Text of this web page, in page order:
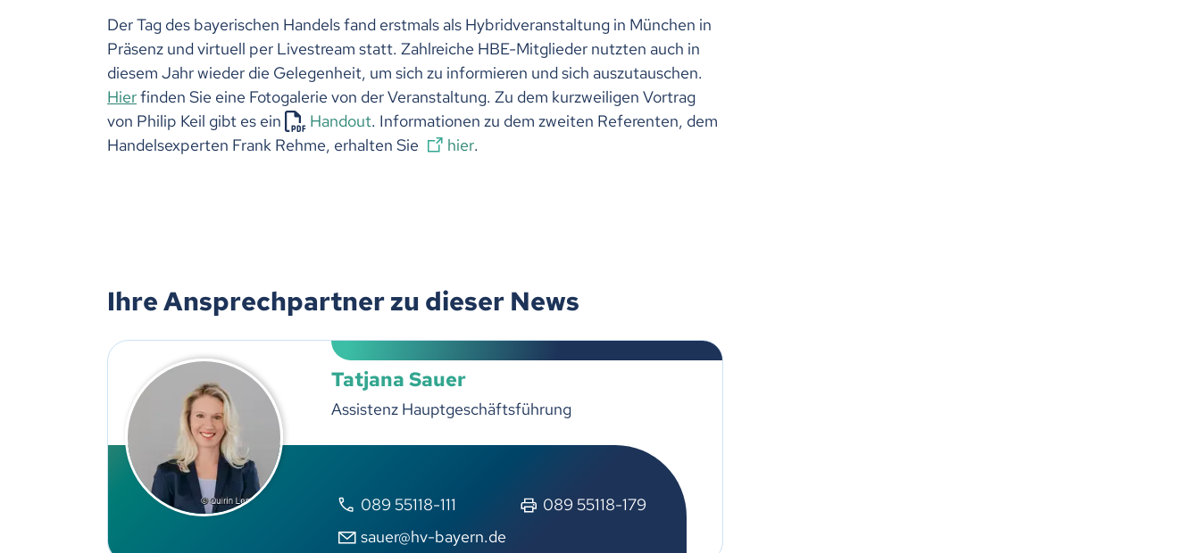
Der Tag des bayerischen Handels fand erstmals als Hybridveranstaltung in München in
Präsenz und virtuell per Livestream statt. Zahlreiche HBE-Mitglieder nutzten auch in
diesem Jahr wieder die Gelegenheit, um sich zu informieren und sich auszutauschen.
Hierfinden Sie eine Fotogalerie von der Veranstaltung. Zu dem kurzweiligen Vortrag
von Philip Keil gibt es ein
Handout. Informationen zu dem zweiten Referenten, dem
Handelsexperten Frank Rehme, erhalten Sie
hier.
Ihre Ansprechpartner zu dieser News
Tatjana Sauer
Assistenz Hauptgeschäftsführung
089 55118-111
089 55118-179
sauer@hv-bayern.de